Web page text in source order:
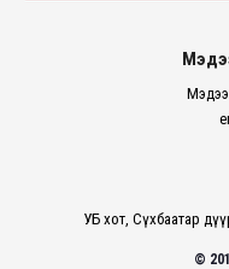
УБ хот, Сүхбаатар
©